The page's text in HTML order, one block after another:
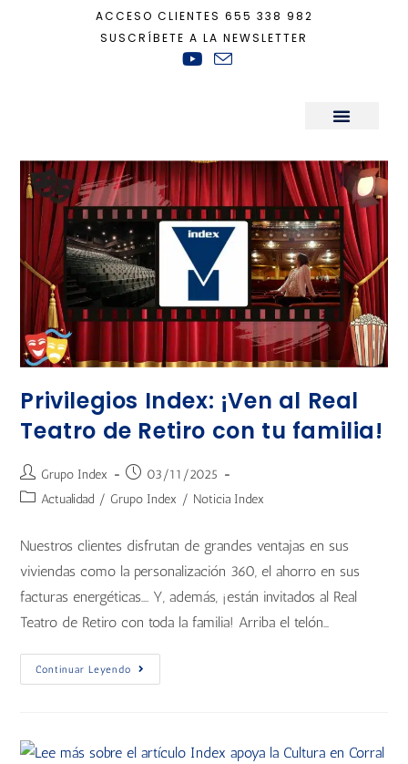
ACCESO CLIENTES 655 338 982
SUSCRÍBETE A LA NEWSLETTER
Privilegios Index: ¡Ven al Real
Teatro de Retiro con tu familia!
Grupo Index
03/11/2025
Actualidad / Grupo Index / Noticia Index
Nuestros clientes disfrutan de grandes ventajas en sus
viviendas como la personalización 360, el ahorro en sus
facturas energéticas…. Y, además, ¡están invitados al Real
Teatro de Retiro con toda la familia! Arriba el telón…
Continuar Leyendo